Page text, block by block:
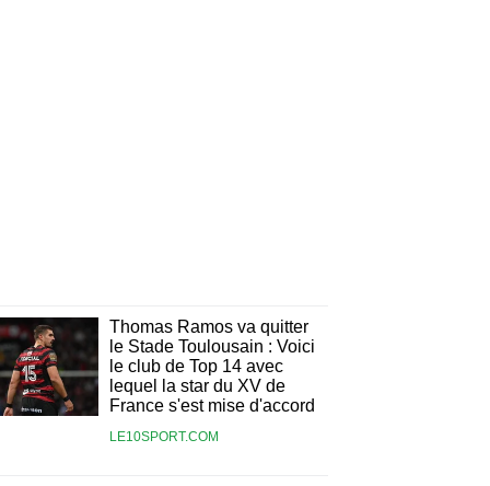
Thomas Ramos va quitter
le Stade Toulousain : Voici
le club de Top 14 avec
lequel la star du XV de
France s'est mise d'accord
LE10SPORT.COM